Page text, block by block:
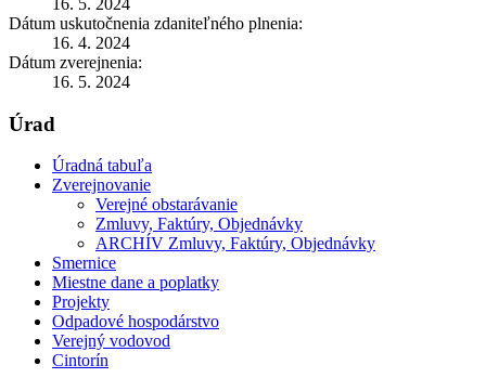
Dátum uskutočnenia zdaniteľného plnenia:
16. 4. 2024
Dátum zverejnenia:
16. 5. 2024
Úrad
Úradná tabuľa
Zverejnovanie
Verejné obstarávanie
Zmluvy, Faktúry, Objednávky
ARCHÍV Zmluvy, Faktúry, Objednávky
Smernice
Miestne dane a poplatky
Projekty
Odpadové hospodárstvo
Verejný vodovod
Cintorín